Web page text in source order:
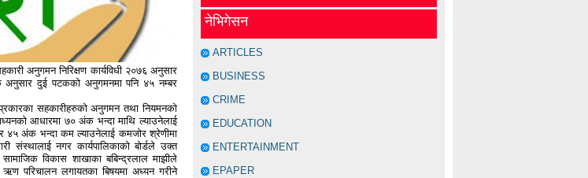
अनुगमन निरिक्षण कार्यविधी २०७६ अनुसार
दुई पटकको अनुगमनमा पनि ४५ नम्बर
सहकारीहरुको अनुगमन तथा नियमनको
आधारमा ७० अंक भन्दा माथि ल्याउनेलाई
४५ अंक भन्दा कम ल्याउनेलाई कमजोर श्रेणीमा
नगर कार्यपालिकाको बोर्डले उक्त
विकास शाखाका बबिन्द्रलाल माझीले
परिचालन लगायतका बिषयमा अध्यन गरीने
नेभिगेसन
ARTICLES
BUSINESS
CRIME
EDUCATION
ENTERTAINMENT
EPAPER